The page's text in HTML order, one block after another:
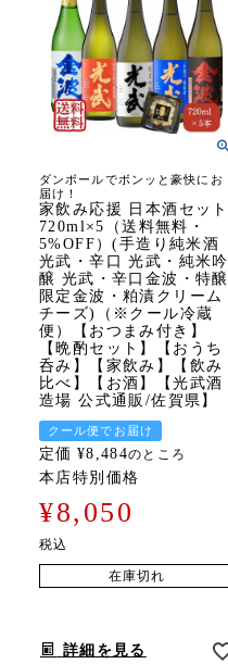
ダンボールでボンッと豪快にお
届け！
家飲み応援 日本酒セット
720ml×5（送料無料・
5%OFF）(手造り純米酒
光武・辛口 光武・純米吟
醸 光武・辛口金波・特醸
限定金波・粕漬クリーム
チーズ)（※クール冷蔵
便）【おつまみ付き】
【晩酌セット】【おうち
呑み】【家飲み】【飲み
比べ】【お酒】【光武酒
造場 公式通販/佐賀県】
クール便でお届け
定価 ¥8,484のところ
本店特別価格
¥8,050
税込
在庫切れ
詳細を見る